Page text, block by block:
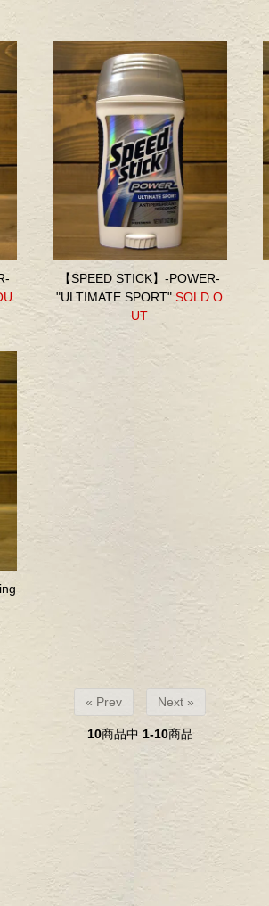
【SPEED STICK】-POWER-
"ULTIMATE SPORT" SOLD O
UT
« Prev Next »
10商品中 1-10商品